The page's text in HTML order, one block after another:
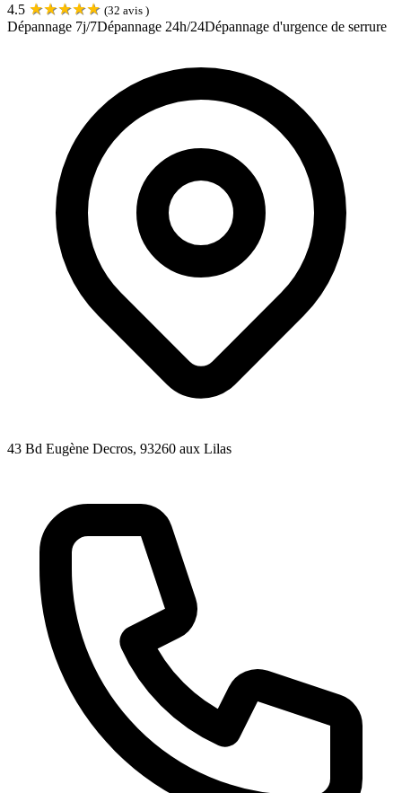
4.5 ★★★★★ (32 avis )
Dépannage 7j/7Dépannage 24h/24Dépannage d'urgence de serrure
43 Bd Eugène Decros, 93260 aux Lilas